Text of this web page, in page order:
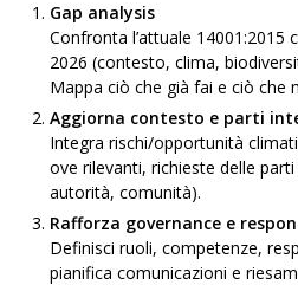
Gap analysis
Confronta l’attuale 14001:2015
2026 (contesto, clima,
Mappa ciò che già fai e ciò che
Aggiorna contesto e parti
Integra rischi/opportunità
ove rilevanti, richieste delle
autorità, comunità).
Rafforza governance e
Definisci ruoli, competenze,
pianifica comunicazioni e